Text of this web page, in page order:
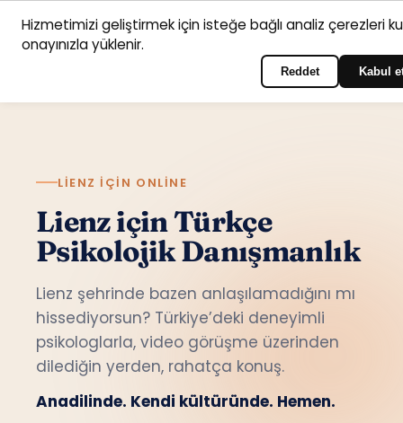
AnasayfaHizmet Psikologlarİletişim
LIENZ IÇIN ONLINE
Lienz için Türkçe
Psikolojik Danışmanlık
Lienz şehrinde bazen anlaşılamadığını mı
hissediyorsun? Türkiye’deki deneyimli
psikologlarla, video görüşme üzerinden
dilediğin yerden, rahatça konuş.
Anadilinde. Kendi kültüründe. Hemen.
Hizmetimizi geliştirmek için isteğe bağlı analiz çerezleri
onayınızla yüklenir.
Reddet Kabul